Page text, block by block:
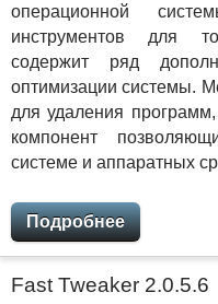
операционной
инструментов для
содержит ряд
оптимизации системы.
для удаления
компонент
системе и аппаратных
Подробнее
Fast Tweaker 2.0.5.6